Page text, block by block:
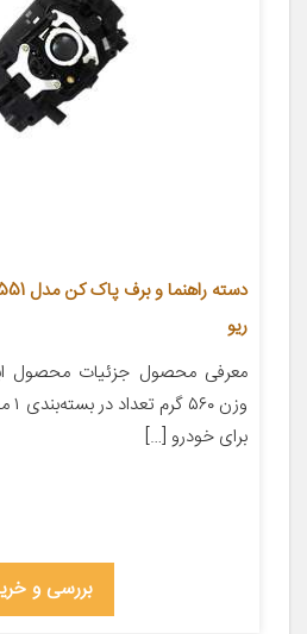
ریو
برای خودرو […]
بررسی و